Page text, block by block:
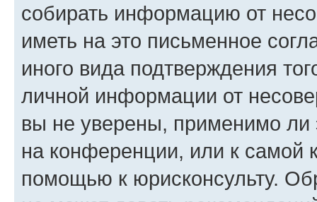
собирать информацию от
иметь на это письменное
иного вида подтверждения
личной информации от
вы не уверены, применимо ли
на конференции, или к самой
помощью к юрисконсульту.